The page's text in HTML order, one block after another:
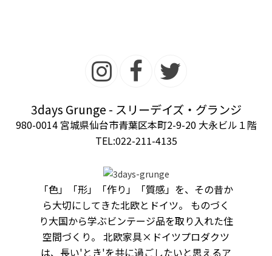
3days Grunge - スリーデイズ・グランジ
980-0014 宮城県仙台市青葉区本町2-9-20 大永ビル１階
TEL:022-211-4135
「色」「形」「作り」「質感」を、その昔か
ら大切にしてきた北欧とドイツ。 ものづく
り大国から学ぶビンテージ品を取り入れた住
空間づくり。 北欧家具×ドイツプロダクツ
は、長い'とき'を共に過ごしたいと思えるア